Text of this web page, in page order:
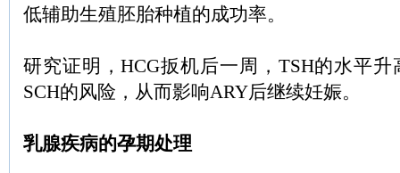
低辅助生殖胚胎种植的成功率。
研究证明，HCG扳机后一周，TSH的水平
SCH的风险，从而影响ARY后继续妊娠。
乳腺疾病的孕期处理